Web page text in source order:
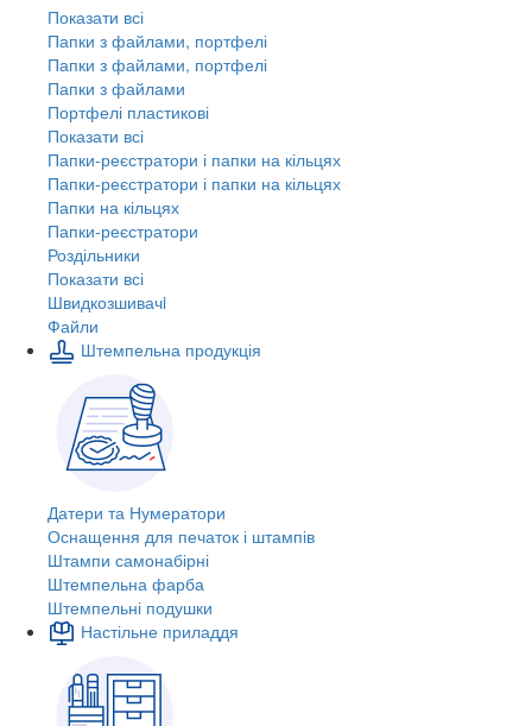
Показати всі
Папки з файлами, портфелі
Папки з файлами, портфелі
Папки з файлами
Портфелі пластикові
Показати всі
Папки-реєстратори і папки на кільцях
Папки-реєстратори і папки на кільцях
Папки на кільцях
Папки-реєстратори
Роздільники
Показати всі
Швидкозшивачi
Файли
Штемпельна продукція
Датери та Нумератори
Оснащення для печаток і штампів
Штампи самонабірні
Штемпельна фарба
Штемпельні подушки
Настільне приладдя